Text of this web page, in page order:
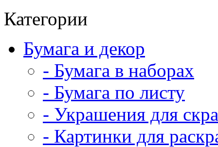
Категории
Бумага и декор
- Бумага в наборах
- Бумага по листу
- Украшения для
- Картинки для